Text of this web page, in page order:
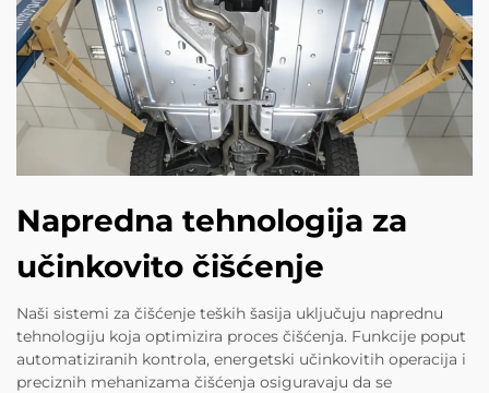
Napredna tehnologija za
učinkovito čišćenje
Naši sistemi za čišćenje teških šasija uključuju naprednu
tehnologiju koja optimizira proces čišćenja. Funkcije poput
automatiziranih kontrola, energetski učinkovitih operacija i
preciznih mehanizama čišćenja osiguravaju da se